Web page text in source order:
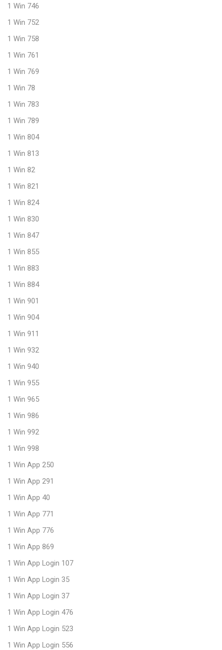
1 Win 746
1 Win 752
1 Win 758
1 Win 761
1 Win 769
1 Win 78
1 Win 783
1 Win 789
1 Win 804
1 Win 813
1 Win 82
1 Win 821
1 Win 824
1 Win 830
1 Win 847
1 Win 855
1 Win 883
1 Win 884
1 Win 901
1 Win 904
1 Win 911
1 Win 932
1 Win 940
1 Win 955
1 Win 965
1 Win 986
1 Win 992
1 Win 998
1 Win App 250
1 Win App 291
1 Win App 40
1 Win App 771
1 Win App 776
1 Win App 869
1 Win App Login 107
1 Win App Login 35
1 Win App Login 37
1 Win App Login 476
1 Win App Login 523
1 Win App Login 556